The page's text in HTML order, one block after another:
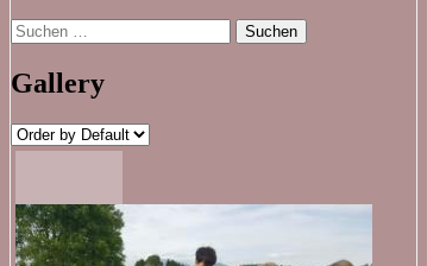
Suchen
nach:
Gallery